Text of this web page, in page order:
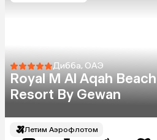
Дибба, ОАЭ
Royal M Al Aqah Beach
Resort By Gewan
Летим Аэрофлотом